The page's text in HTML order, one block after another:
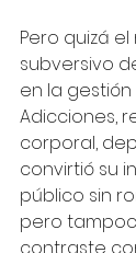
Pero quizá
subversivo
en la
Adicciones,
corporal,
convirtió su
público sin
pero